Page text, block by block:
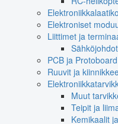
Elektroniset
Liittimet ja
PCB ja Protoboard
Ruuvit ja
Muut
Teipit ja
Kemikaalit